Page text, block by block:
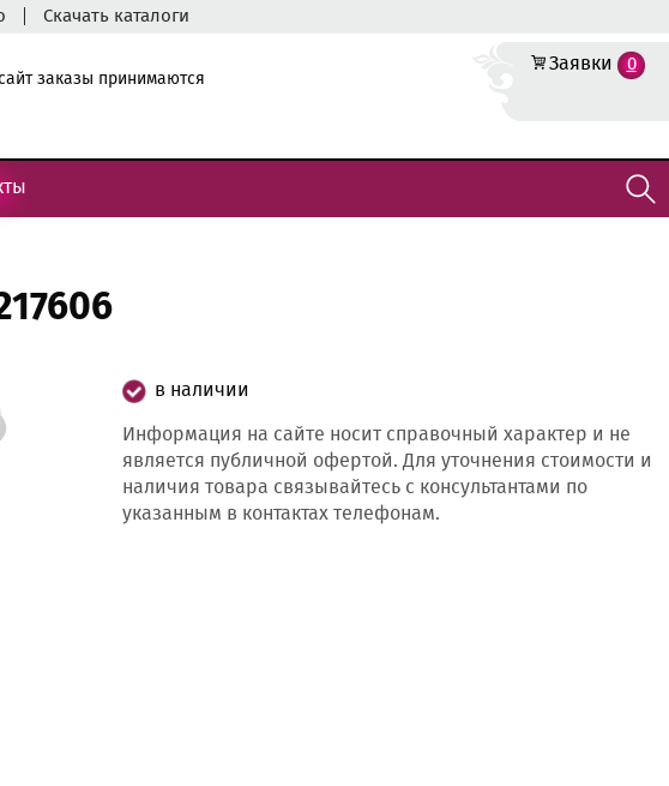
Скачать каталоги
заказы принимаются
Заявки 0
в наличии
Информация на сайте носит справочный характер и не
является публичной офертой. Для уточнения стоимости и
наличия товара связывайтесь с консультантами по
указанным в контактах телефонам.